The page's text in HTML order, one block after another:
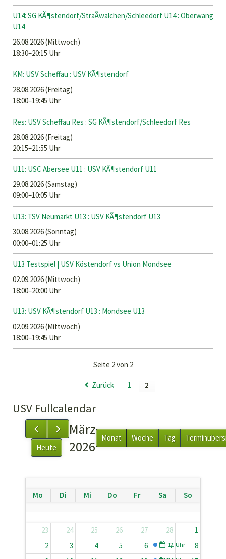
U14: SG KÃ¶stendorf/StraÃwalchen/Schleedorf U14 : Oberwang
U14
26.08.2026(Mittwoch)
18:30–20:15 Uhr
KM: USV Scheffau : USV KÃ¶stendorf
28.08.2026(Freitag)
18:00–19:45 Uhr
Res: USV Scheffau Res : SG KÃ¶stendorf/Schleedorf Res
28.08.2026(Freitag)
20:15–21:55 Uhr
U11: USC Abersee U11 : USV KÃ¶stendorf U11
29.08.2026(Samstag)
09:00–10:05 Uhr
U13: TSV Neumarkt U13 : USV KÃ¶stendorf U13
30.08.2026(Sonntag)
00:00–01:25 Uhr
U13 Testspiel | USV Köstendorf vs Union Mondsee
02.09.2026(Mittwoch)
18:00–20:00 Uhr
U13: USV KÃ¶stendorf U13 : Mondsee U13
02.09.2026(Mittwoch)
18:00–19:45 Uhr
Seite 2 von 2
Zurück 1 2
USV Fullcalendar
Heute
März
2026
Monat Woche Tag
Mo Di Mi Do Fr Sa So
23 24 25 26 27 28
11 Uhr Samstags-
1
2
3 4 5 6 7
8